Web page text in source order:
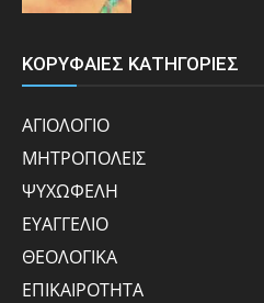
ΚΟΡΥΦΑΙΕΣ ΚΑΤΗΓΟΡΙΕΣ
ΑΓΙΟΛΟΓΙΟ
ΜΗΤΡΟΠΟΛΕΙΣ
ΨΥΧΩΦΕΛΗ
ΕΥΑΓΓΕΛΙΟ
ΘΕΟΛΟΓΙΚΑ
ΕΠΙΚΑΙΡΟΤΗΤΑ